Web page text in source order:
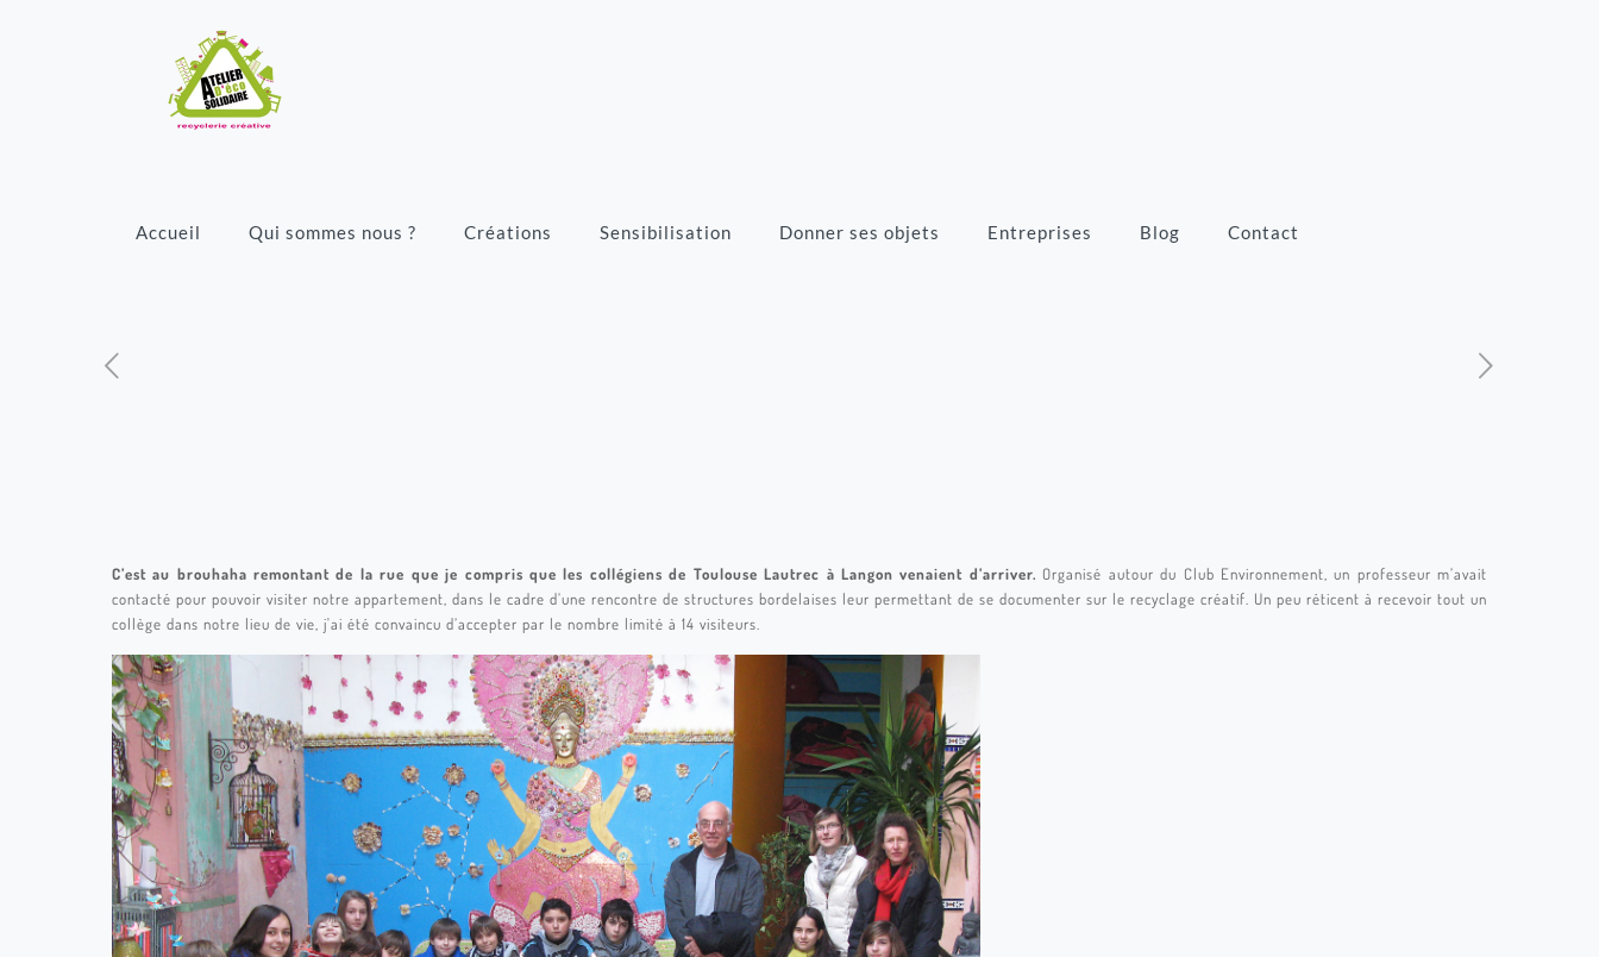
Accueil Qui sommes nous ? Créations Sensibilisation Donner ses objets Entreprises Blog Contact
C’est au brouhaha remontant de la rue que je compris que les collégiens de Toulouse Lautrec à Langon venaient d’arriver. Organisé autour du Club Environnement, un professeur m’avait
contacté pour pouvoir visiter notre appartement, dans le cadre d’une rencontre de structures bordelaises leur permettant de se documenter sur le recyclage créatif. Un peu réticent à recevoir tout un
collège dans notre lieu de vie, j'ai été convaincu d’accepter par le nombre limité à 14 visiteurs.